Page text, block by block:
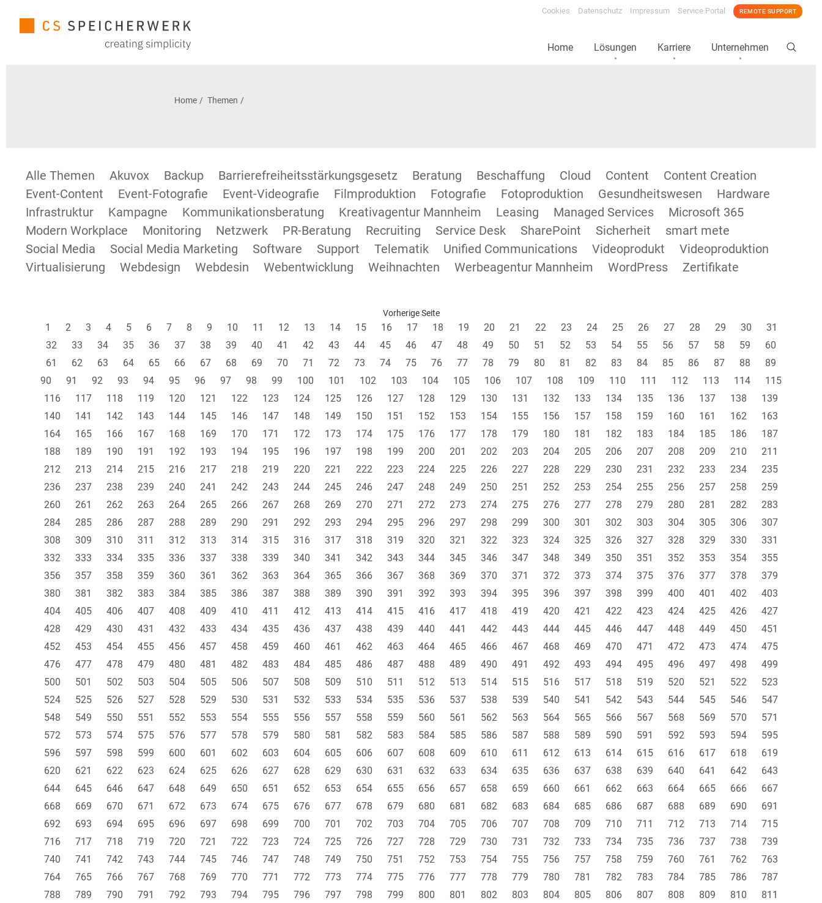
Cookies Datenschutz Impressum Service Portal REMOTE SUPPORT
Home Lösungen Karriere Unternehmen
Home Themen
Alle Themen Akuvox Backup Barrierefreiheitsstärkungsgesetz Beratung Beschaffung Cloud Content
Content Creation
Event-Content
Event-Fotografie Event-Videografie Filmproduktion Fotografie Fotoproduktion Gesundheitswesen
Hardware
Infrastruktur
Kampagne Kommunikationsberatung Kreativagentur Mannheim Leasing Managed Services
Microsoft 365
Modern Workplace
Monitoring Netzwerk PR-Beratung Recruiting Service Desk SharePoint Sicherheit
smart mete
Social Media
Social Media Marketing Software Support Telematik Unified Communications Videoprodukt
Videoproduktion
Virtualisierung
Webdesign Webdesin Webentwicklung Weihnachten Werbeagentur Mannheim WordPress Zertifikate
Vorherige Seite
1 2 3 4 5 6 7 8 9 10 11 12 13 14 15 16 17 18 19 20 21 22 23 24 25 26 27 28 29 30
31
32
33 34 35 36 37 38 39 40 41 42 43 44 45 46 47 48 49 50 51 52 53 54 55 56 57 58 59
60
61
62 63 64 65 66 67 68 69 70 71 72 73 74 75 76 77 78 79 80 81 82 83 84 85 86 87 88
89
90
91 92 93 94 95 96 97 98 99 100 101 102 103 104 105 106 107 108 109 110 111 112 113 114
115
116
117 118 119 120 121 122 123 124 125 126 127 128 129 130 131 132 133 134 135 136 137 138
139
140
141 142 143 144 145 146 147 148 149 150 151 152 153 154 155 156 157 158 159 160 161 162
163
164
165 166 167 168 169 170 171 172 173 174 175 176 177 178 179 180 181 182 183 184 185 186
187
188
189 190 191 192 193 194 195 196 197 198 199 200 201 202 203 204 205 206 207 208 209 210
211
212
213 214 215 216 217 218 219 220 221 222 223 224 225 226 227 228 229 230 231 232 233 234
235
236
237 238 239 240 241 242 243 244 245 246 247 248 249 250 251 252 253 254 255 256 257 258
259
260
261 262 263 264 265 266 267 268 269 270 271 272 273 274 275 276 277 278 279 280 281 282
283
284
285 286 287 288 289 290 291 292 293 294 295 296 297 298 299 300 301 302 303 304 305 306
307
308
309 310 311 312 313 314 315 316 317 318 319 320 321 322 323 324 325 326 327 328 329 330
331
332
333 334 335 336 337 338 339 340 341 342 343 344 345 346 347 348 349 350 351 352 353 354
355
356
357 358 359 360 361 362 363 364 365 366 367 368 369 370 371 372 373 374 375 376 377 378
379
380
381 382 383 384 385 386 387 388 389 390 391 392 393 394 395 396 397 398 399 400 401 402
403
404
405 406 407 408 409 410 411 412 413 414 415 416 417 418 419 420 421 422 423 424 425 426
427
428
429 430 431 432 433 434 435 436 437 438 439 440 441 442 443 444 445 446 447 448 449 450
451
452
453 454 455 456 457 458 459 460 461 462 463 464 465 466 467 468 469 470 471 472 473 474
475
476
477 478 479 480 481 482 483 484 485 486 487 488 489 490 491 492 493 494 495 496 497 498
499
500
501 502 503 504 505 506 507 508 509 510 511 512 513 514 515 516 517 518 519 520 521 522
523
524
525 526 527 528 529 530 531 532 533 534 535 536 537 538 539 540 541 542 543 544 545 546
547
548
549 550 551 552 553 554 555 556 557 558 559 560 561 562 563 564 565 566 567 568 569 570
571
572
573 574 575 576 577 578 579 580 581 582 583 584 585 586 587 588 589 590 591 592 593 594
595
596
597 598 599 600 601 602 603 604 605 606 607 608 609 610 611 612 613 614 615 616 617 618
619
620
621 622 623 624 625 626 627 628 629 630 631 632 633 634 635 636 637 638 639 640 641 642
643
644
645 646 647 648 649 650 651 652 653 654 655 656 657 658 659 660 661 662 663 664 665 666
667
668
669 670 671 672 673 674 675 676 677 678 679 680 681 682 683 684 685 686 687 688 689 690
691
692
693 694 695 696 697 698 699 700 701 702 703 704 705 706 707 708 709 710 711 712 713 714
715
716
717 718 719 720 721 722 723 724 725 726 727 728 729 730 731 732 733 734 735 736 737 738
739
740
741 742 743 744 745 746 747 748 749 750 751 752 753 754 755 756 757 758 759 760 761 762
763
764
765 766 767 768 769 770 771 772 773 774 775 776 777 778 779 780 781 782 783 784 785 786
787
788
789 790 791 792 793 794 795 796 797 798 799 800 801 802 803 804 805 806 807 808 809 810
811